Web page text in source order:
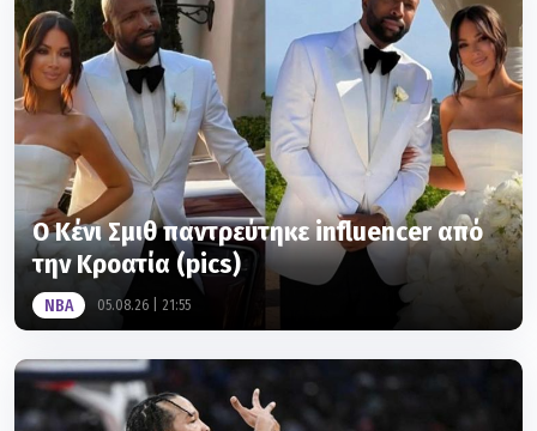
Ο Κένι Σμιθ παντρεύτηκε influencer από
την Κροατία (pics)
NBA 05.08.26 | 21:55